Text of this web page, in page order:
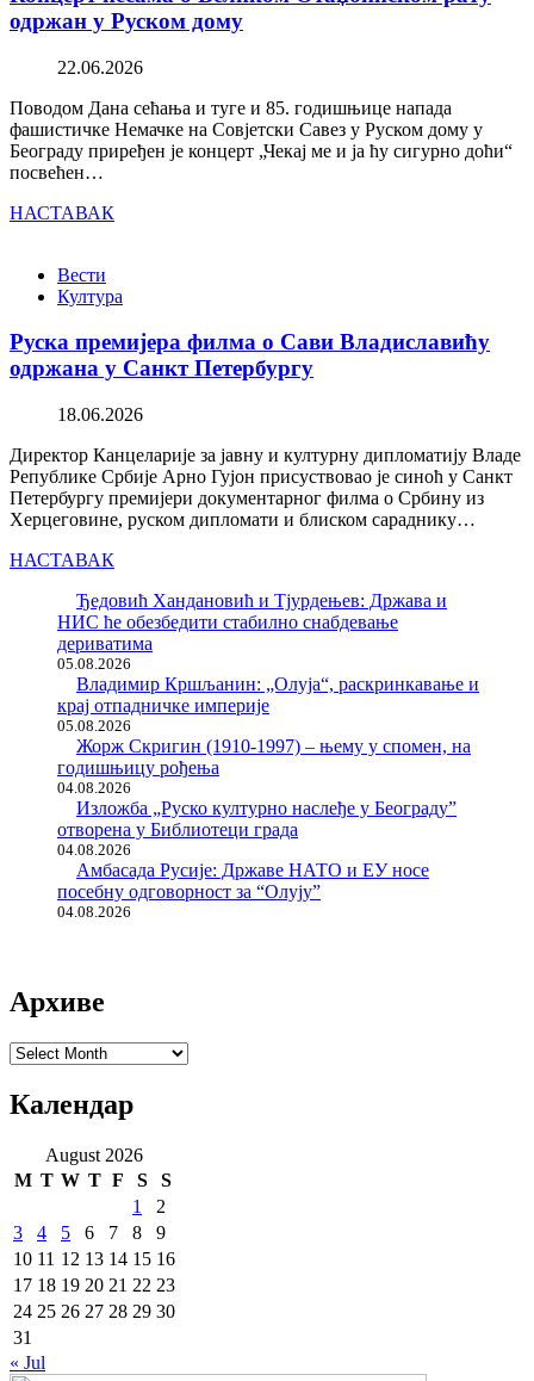
одржан у Руском дому
22.06.2026
Поводом Дана сећања и туге и 85. годишњице напада
фашистичке Немачке на Совјетски Савез у Руском дому у
Београду приређен је концерт „Чекај ме и ја ћу сигурно доћи“
посвећен…
НАСТАВАК
Вести
Култура
Руска премијера филма о Сави Владиславићу
одржана у Санкт Петербургу
18.06.2026
Директор Канцеларије за јавну и културну дипломатију Владе
Републике Србије Арно Гујон присуствовао је синоћ у Санкт
Петербургу премијери документарног филма о Србину из
Херцеговине, руском дипломати и блиском сараднику…
НАСТАВАК
Ђедовић Хандановић и Тјурдењев: Држава и
НИС ће обезбедити стабилно снабдевање
дериватима
05.08.2026
Владимир Кршљанин: „Олуја“, раскринкавање и
крај отпадничке империје
05.08.2026
Жорж Скригин (1910-1997) – њему у спомен, на
годишњицу рођења
04.08.2026
Изложба „Руско културно наслеђе у Београду”
отворена у Библиотеци града
04.08.2026
Амбасада Русије: Државе НАТО и ЕУ носе
посебну одговорност за “Олују”
04.08.2026
Архиве
Архиве
Календар
August 2026
M T W T F S
S
1
2
3
4 5 6 7 8
9
10 11 12 13 14 15 16
17 18 19 20 21 22 23
24 25 26 27 28 29 30
31
« Jul